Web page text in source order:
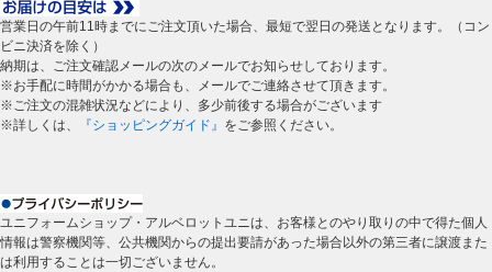
営業日の午前11時までにご注文頂いた場合、最短で翌日の発送となります。（コン
ビニ決済を除く）
納期は、ご注文確認メールの次のメールでお知らせしております。
※お手配に時間がかかる場合も、メールでご連絡させて頂きます。
※ご注文の混雑状況などにより、多少前後する場合がございます
※詳しくは、
『ショッピングガイド』 をご参照ください。
ユニフォームショップ・アルベロットユニは、お客様とのやり取りの中で得た個人
情報は警察機関等、公共機関からの提出要請があった場合以外の第三者に譲渡また
は利用することは一切ございません。